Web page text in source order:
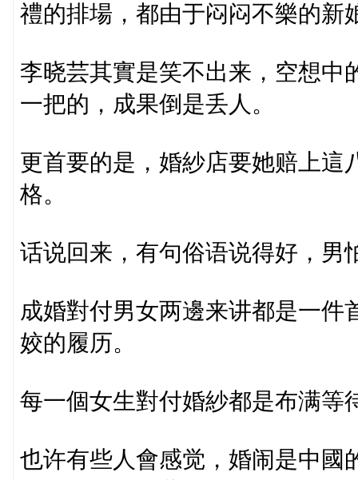
禮的排場，都由于闷闷不樂的新
李晓芸其實是笑不出来，空想中
一把的，成果倒是丢人。
更首要的是，婚紗店要她赔上這
格。
话说回来，有句俗语说得好，男
成婚對付男女两邊来讲都是一件
姣的履历。
每一個女生對付婚紗都是布满等
也许有些人會感觉，婚闹是中國